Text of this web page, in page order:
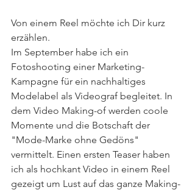
Von einem Reel möchte ich Dir kurz
erzählen.
Im September habe ich ein
Fotoshooting einer Marketing-
Kampagne für ein nachhaltiges
Modelabel als Videograf begleitet. In
dem Video Making-of werden coole
Momente und die Botschaft der
"Mode-Marke ohne Gedöns"
vermittelt. Einen ersten Teaser haben
ich als hochkant Video in einem Reel
gezeigt um Lust auf das ganze Making-